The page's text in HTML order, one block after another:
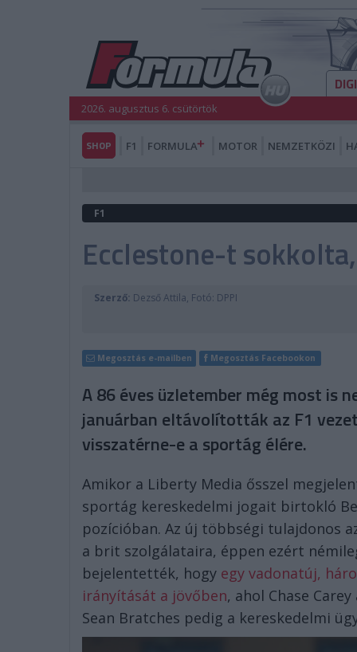
2026. augusztus 6. csütörtök
SHOP F1 FORMULA MOTOR NEMZETKÖZI
F1
Ecclestone-t
Szerző: Dezső Attila, Fotó: DPPI
Megosztás e-mailben Megosztás Facebookon
A 86 éves üzletember még most is
januárban eltávolították az F1
visszatérne-e a sportág élére.
Amikor a Liberty Media ősszel
sportág kereskedelmi jogait birtokló
pozícióban. Az új többségi tulajdonos
a brit szolgálataira, éppen ezért
bejelentették, hogy egy vadonatúj,
irányítását a jövőben, ahol Chase
Sean Bratches pedig a kereskedelmi